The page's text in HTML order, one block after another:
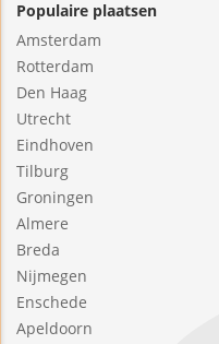
Populaire plaatsen
Amsterdam
Rotterdam
Den Haag
Utrecht
Eindhoven
Tilburg
Groningen
Almere
Breda
Nijmegen
Enschede
Apeldoorn